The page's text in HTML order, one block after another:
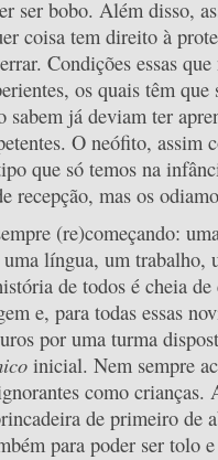
ser bobo. Além disso,
coisa tem direito à
Condições essas
os quais têm
sabem já deviam ter
O neófito, assim
que só temos na
recepção, mas os
(re)começando:
língua, um trabalho,
de todos é cheia de
e, para todas essas
por uma turma
inicial. Nem sempre
como crianças.
de primeiro de
para poder ser tolo